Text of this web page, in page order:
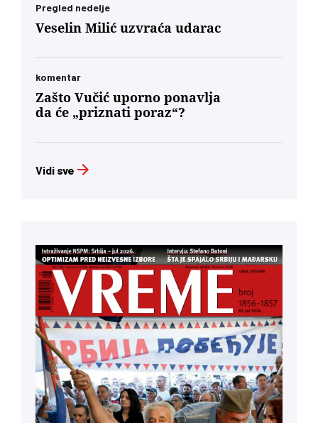
Pregled nedelje
Veselin Milić uzvraća udarac
komentar
Zašto Vučić uporno ponavlja
da će „priznati poraz“?
Vidi sve